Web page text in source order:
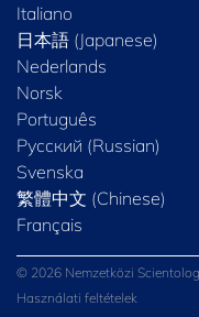
Italiano
日本語 (Japanese)
Nederlands
Norsk
Português
Русский (Russian)
Svenska
繁體中文 (Chinese)
Français
© 2026 Nemzetközi
Használati feltételek